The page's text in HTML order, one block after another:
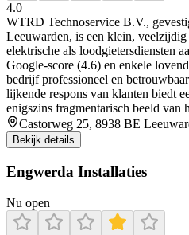
4.0
WTRD Technoservice B.V.,
Leeuwarden, is een klein,
elektrische als loodgietersdiensten
Google-score (4.6) en enkele
bedrijf professioneel en
lijkende respons van klanten biedt
enigszins fragmentarisch beeld van
Castorweg 25, 8938 BE
Bekijk details
Engwerda Installaties
Nu open